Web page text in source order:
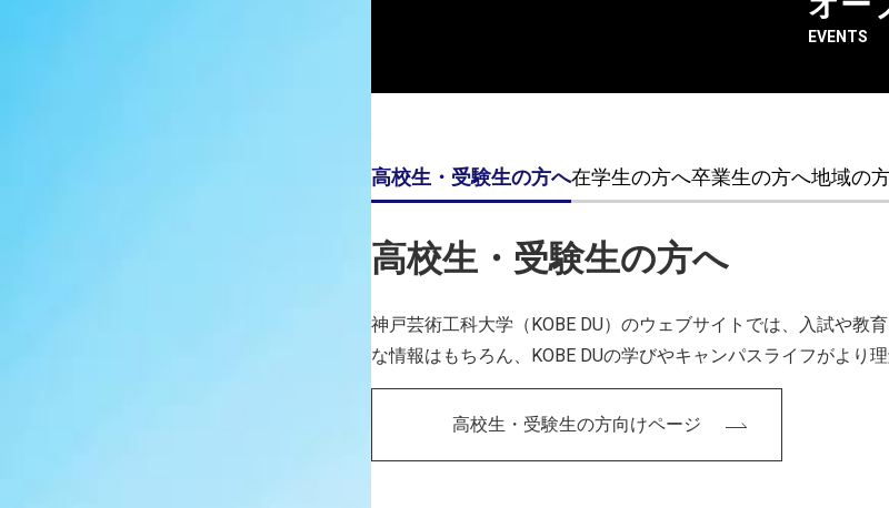
EVENTS
高校生・受験生の方へ在学生の方へ卒業生の方へ地域の
高校生・受験生の方へ
神戸芸術工科大学（KOBE DU）のウェブサイトでは、入試や
な情報はもちろん、KOBE DUの学びやキャンパスライフがより
高校生・受験生の方向けページ
Y
O
S
H
I
D
A
M
a
s
a
n
o
r
i 教
2023年度入学
映
最終学歴
愛
大
専門分野